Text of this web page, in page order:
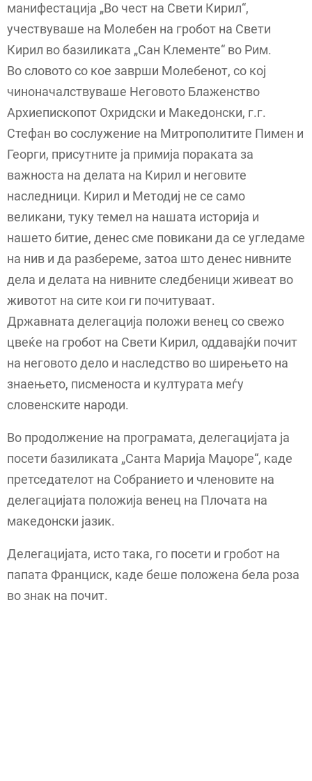
манифестација „Во чест на Свети Кирил“,
учествуваше на Молебен на гробот на Свети
Кирил во базиликата „Сан Клементе“ во Рим.
Во словото со кое заврши Молебенот, со кој
чиноначалствуваше Неговото Блаженство
Архиепископот Охридски и Македонски, г.г.
Стефан во сослужение на Митрополитите Пимен и
Георги, присутните ја примија пораката за
важноста на делата на Кирил и неговите
наследници. Кирил и Методиј не се само
великани, туку темел на нашата историја и
нашето битие, денес сме повикани да се угледаме
на нив и да разбереме, затоа што денес нивните
дела и делата на нивните следбеници живеат во
животот на сите кои ги почитуваат.
Државната делегација положи венец со свежо
цвеќе на гробот на Свети Кирил, оддавајќи почит
на неговото дело и наследство во ширењето на
знаењето, писменоста и културата меѓу
словенските народи.
Во продолжение на програмата, делегацијата ја
посети базиликата „Санта Марија Маџоре“, каде
претседателот на Собранието и членовите на
делегацијата положија венец на Плочата на
македонски јазик.
Делегацијата, исто така, го посети и гробот на
папата Франциск, каде беше положена бела роза
во знак на почит.